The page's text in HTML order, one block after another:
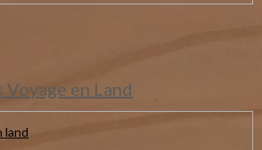
en Land
land